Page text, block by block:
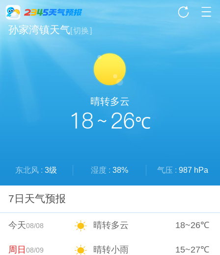
孙家湾镇天气[切换]
晴转多云
18 ~ 26℃
东北风 :3级 湿度 : 38% 气压 : 987 hPa
7日天气预报
今天08/08 晴转多云 18~26℃
周日08/09 晴转小雨 15~27℃